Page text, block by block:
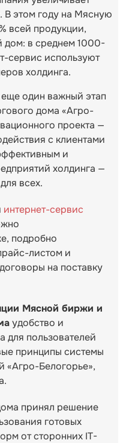
В этом году на Мясную
всей продукции,
дом: в среднем 1000-
сервис используют
холдинга.
один важный этап
дома «Агро-
проекта —
с клиентами
и
холдинга —
всех.
интернет-сервис
подробно
листом и
на поставку
Мясной биржи и
удобство и
для пользователей
принципы системы
«Агро-Белогорье»,
принял решение
готовых
от сторонних IT-